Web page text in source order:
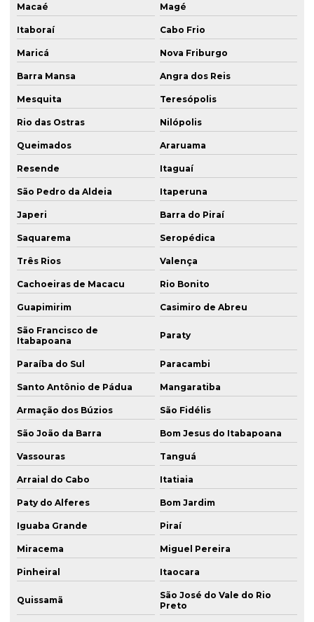
Macaé Magé
Itaboraí Cabo Frio
Maricá Nova Friburgo
Barra Mansa Angra dos Reis
Mesquita Teresópolis
Rio das Ostras Nilópolis
Queimados Araruama
Resende Itaguaí
São Pedro da Aldeia Itaperuna
Japeri Barra do Piraí
Saquarema Seropédica
Três Rios Valença
Cachoeiras de Macacu Rio Bonito
Guapimirim Casimiro de Abreu
São Francisco de
Itabapoana
Paraty
Paraíba do Sul Paracambi
Santo Antônio de Pádua Mangaratiba
Armação dos Búzios São Fidélis
São João da Barra Bom Jesus do Itabapoana
Vassouras Tanguá
Arraial do Cabo Itatiaia
Paty do Alferes Bom Jardim
Iguaba Grande Piraí
Miracema Miguel Pereira
Pinheiral Itaocara
Quissamã
São José do Vale do Rio
Preto